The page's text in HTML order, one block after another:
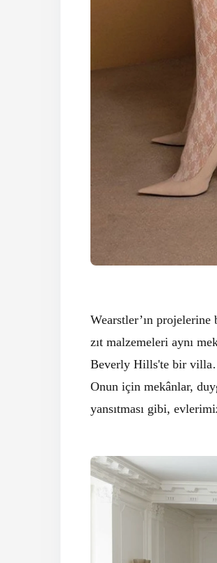
Wearstler’ın projelerine
zıt malzemeleri aynı
Beverly Hills'te bir
Onun için mekânlar,
yansıtması gibi,